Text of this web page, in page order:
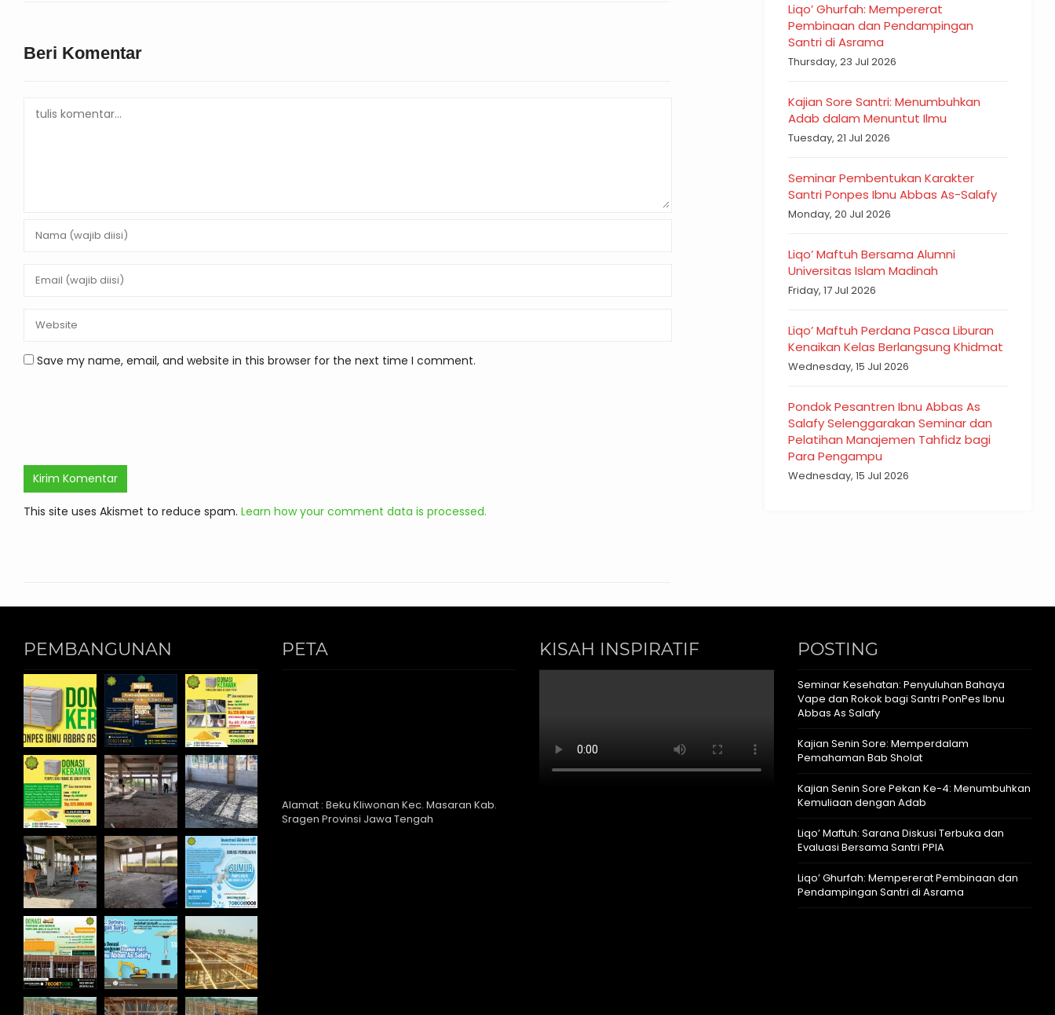
Beri Komentar
Save my name, email, and website in this browser for the next time I comment.
This site uses Akismet to reduce spam. Learn how your comment data is processed.
Liqo’ Ghurfah: Mempererat
Pembinaan dan Pendampingan
Santri di Asrama
Thursday, 23 Jul 2026
Kajian Sore Santri: Menumbuhkan
Adab dalam Menuntut Ilmu
Tuesday, 21 Jul 2026
Seminar Pembentukan Karakter
Santri Ponpes Ibnu Abbas As-Salafy
Monday, 20 Jul 2026
Liqo’ Maftuh Bersama Alumni
Universitas Islam Madinah
Friday, 17 Jul 2026
Liqo’ Maftuh Perdana Pasca Liburan
Kenaikan Kelas Berlangsung Khidmat
Wednesday, 15 Jul 2026
Pondok Pesantren Ibnu Abbas As
Salafy Selenggarakan Seminar dan
Pelatihan Manajemen Tahfidz bagi
Para Pengampu
Wednesday, 15 Jul 2026
PEMBANGUNAN
PONDOK PUTRI
PETA
Alamat : Beku Kliwonan Kec. Masaran Kab.
Sragen Provinsi Jawa Tengah
KISAH INSPIRATIF POSTING
Seminar Kesehatan: Penyuluhan Bahaya
Vape dan Rokok bagi Santri PonPes Ibnu
Abbas As Salafy
Kajian Senin Sore: Memperdalam
Pemahaman Bab Sholat
Kajian Senin Sore Pekan Ke-4: Menumbuhkan
Kemuliaan dengan Adab
Liqo’ Maftuh: Sarana Diskusi Terbuka dan
Evaluasi Bersama Santri PPIA
Liqo’ Ghurfah: Mempererat Pembinaan dan
Pendampingan Santri di Asrama